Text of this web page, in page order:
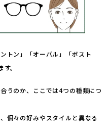
トン」「オーバル」「ボスト
。
うのか、ここでは4つの種類につ
個々の好みやスタイルと異なる